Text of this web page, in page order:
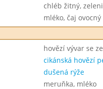
chléb žitný,
mléko, čaj ovocný
hovězí vývar se
cikánská hovězí
dušená rýže
meruňka, mléko